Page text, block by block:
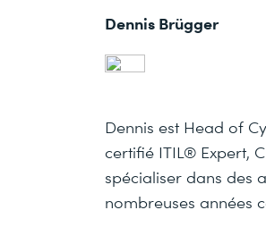
Dennis Brügger
Dennis est Head of
certifié ITIL® Expert,
spécialiser dans des
nombreuses années